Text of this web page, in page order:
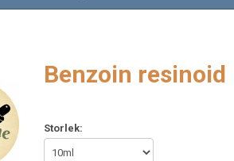
Benzoin resinoid
Storlek: